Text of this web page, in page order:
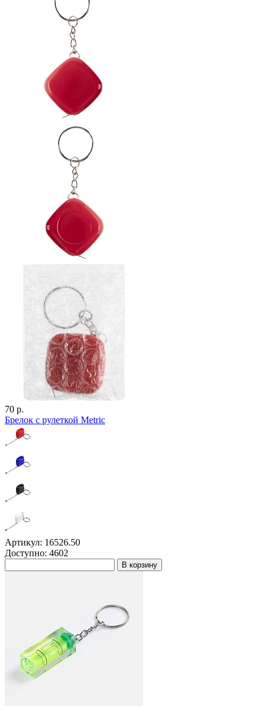
70 р.
Брелок с рулеткой Metric
Артикул: 16526.50
Доступно: 4602
В корзину